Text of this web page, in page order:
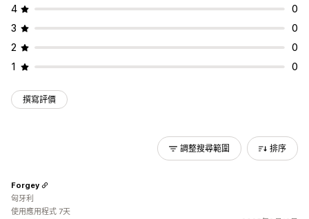
4
0
3
0
2
0
1
0
撰寫評價
調整搜尋範圍 排序
Forgey
匈牙利
使用應用程式 7天